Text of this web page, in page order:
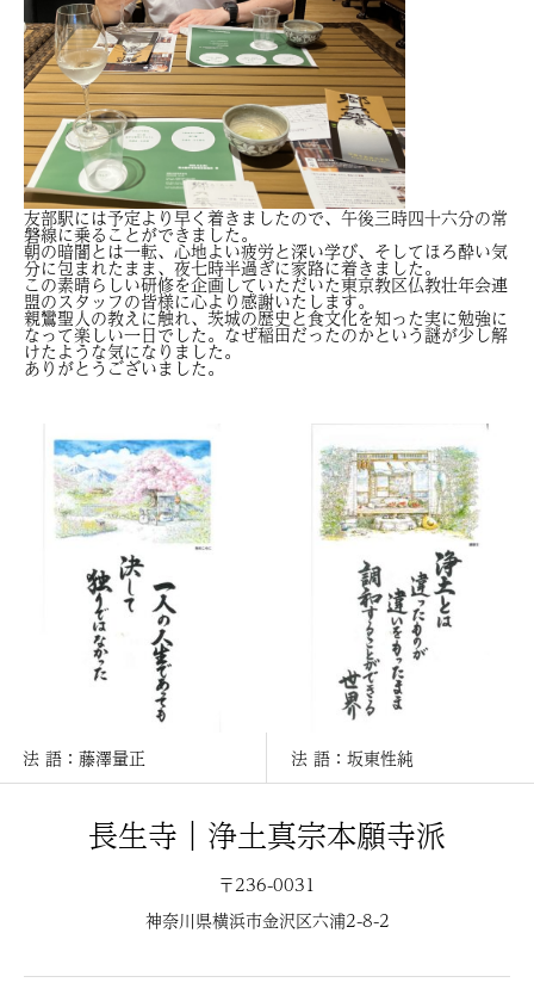
友部駅には予定より早く着きましたので、午後三時四十六分の常
磐線に乗ることができました。
朝の暗闇とは一転、心地よい疲労と深い学び、そしてほろ酔い気
分に包まれたまま、夜七時半過ぎに家路に着きました。
この素晴らしい研修を企画していただいた東京教区仏教壮年会連
盟のスタッフの皆様に心より感謝いたします。
親鸞聖人の教えに触れ、茨城の歴史と食文化を知った実に勉強に
なって楽しい一日でした。なぜ稲田だったのかという謎が少し解
けたような気になりました。
ありがとうございました。
法 語：坂東性純 法 語：仲野良俊
長生寺｜浄土真宗本願寺派
〒236-0031
神奈川県横浜市金沢区六浦2-8-2